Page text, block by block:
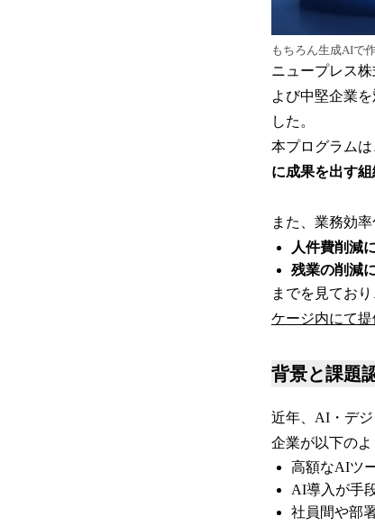
もちろん生成AIで
ニュープレス
よび中堅企業
した。
本プログラムは
に成果を出す組
また、業務効
人件費削減
残業の削減
までを見ており
ケージ内にて提
背景と課題
近年、AI・デ
企業が以下のよ
高額なAIツ
AI導入が手
社員間や部